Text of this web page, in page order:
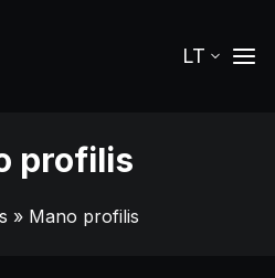
LT
profilis
» Mano profilis